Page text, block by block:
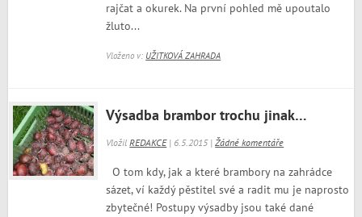
rajčat a okurek. Na první pohled mě upoutalo
žluto...
Vloženo v: UŽITKOVÁ ZAHRADA
Výsadba brambor trochu jinak…
VložilREDAKCE| 6.5.2015 |Žádné komentáře
O tom kdy, jak a které brambory na zahrádce
sázet, ví každý pěstitel své a radit mu je naprosto
zbytečné! Postupy výsadby jsou také dané